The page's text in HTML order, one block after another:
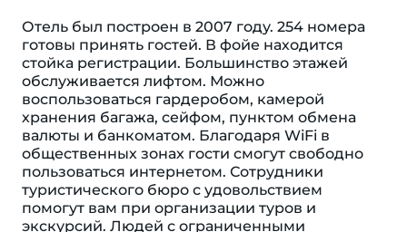
Отель был построен в 2007 году. 254 номера
готовы принять гостей. В фойе находится
стойка регистрации. Большинство этажей
обслуживается лифтом. Можно
воспользоваться гардеробом, камерой
хранения багажа, сейфом, пунктом обмена
валюты и банкоматом. Благодаря WiFi в
общественных зонах гости смогут свободно
пользоваться интернетом. Сотрудники
туристического бюро с удовольствием
помогут вам при организации туров и
экскурсий. Людей с ограниченными